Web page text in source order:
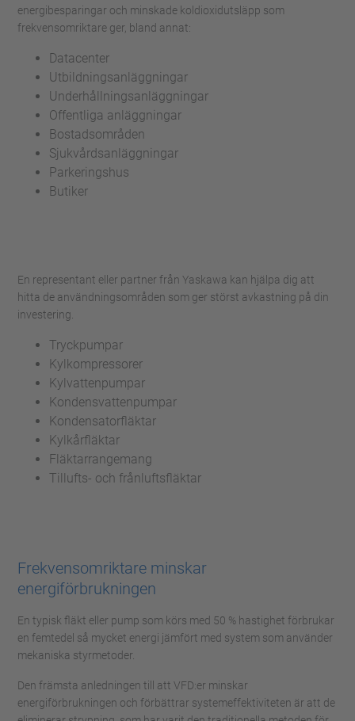
energibesparingar och minskade koldioxidutsläpp som
frekvensomriktare ger, bland annat:
Datacenter
Utbildningsanläggningar
Underhållningsanläggningar
Offentliga anläggningar
Bostadsområden
Sjukvårdsanläggningar
Parkeringshus
Butiker
En representant eller partner från Yaskawa kan hjälpa dig att
hitta de användningsområden som ger störst avkastning på din
investering.
Tryckpumpar
Kylkompressorer
Kylvattenpumpar
Kondensvattenpumpar
Kondensatorfläktar
Kylkårfläktar
Fläktarrangemang
Tillufts- och frånluftsfläktar
Frekvensomriktare minskar
energiförbrukningen
En typisk fläkt eller pump som körs med 50 % hastighet förbrukar
en femtedel så mycket energi jämfört med system som använder
mekaniska styrmetoder.
Den främsta anledningen till att VFD:er minskar
energiförbrukningen och förbättrar systemeffektiviteten är att de